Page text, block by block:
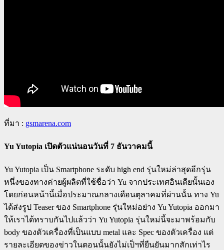
ที่มา : gsmarena.com
Yu Yutopia เปิดตัวแน่นอนวันที่ 7 ธันวาคมนี้
Yu Yutopia เป็น Smartphone ระดับ high end รุ่นใหม่ล่าสุดอีกรุ่น
หนึ่งของทางค่ายผู้ผลิตที่ใช้ชื่อว่า Yu จากประเทศอินเดียนั้นเอง
โดยก่อนหน้านี้เมื่อประมาณกลางเดือนตุลาคมที่ผ่านนั้น ทาง Yu
ได้ส่งรูป Teaser ของ Smartphone รุ่นใหม่อย่าง Yu Yutopia ออกมา
ให้เราได้ทราบกันไปแล้วว่า Yu Yutopia รุ่นใหม่นี้จะมาพร้อมกับ
body ของตัวเครื่องที่เป็นแบบ metal และ Spec ของตัวเครื่อง แต่
รายละเอียดของข่าวในตอนนั้นยังไม่เป็ฯที่ยืนยันมากสักเท่าไร